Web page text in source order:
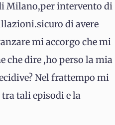
Milano,per intervento di
di avere
mi accorgo che mi
che dire ,ho perso la mia
Nel frattempo mi
tali episodi e la